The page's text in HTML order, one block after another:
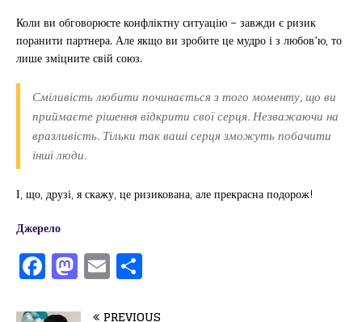
Коли ви обговорюєте конфліктну ситуацію – завжди є ризик
поранити партнера. Але якщо ви зробите це мудро і з любов’ю, то
лише зміцните свій союз.
Сміливість любити починається з того моменту, що ви
приймаєте рішення відкрити свої серця. Незважаючи на
вразливість. Тільки так ваші серця зможуть побачити
інші люди.
І, що, друзі, я скажу, це ризикована, але прекрасна подорож!
Джерело
F
a
M
a
E
m
PREVIOUS